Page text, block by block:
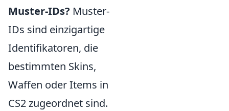
Muster-IDs? Muster-
IDs sind einzigartige
Identifikatoren, die
bestimmten Skins,
Waffen oder Items in
CS2 zugeordnet sind.